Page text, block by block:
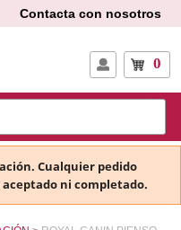
Contacta con nosotros
0
Cualquier pedido
ni completado.